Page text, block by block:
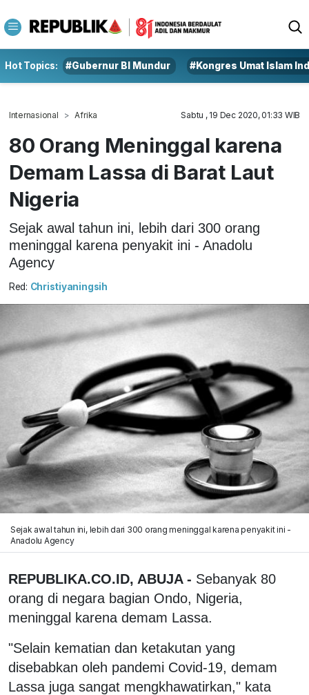
Hot Topics: #Gubernur BI Mundur #Kongres Umat Islam
Internasional Afrika Sabtu , 19 Dec 2020, 01:33 WIB
80 Orang Meninggal karena
Demam Lassa di Barat Laut
Nigeria
Sejak awal tahun ini, lebih dari 300 orang
meninggal karena penyakit ini - Anadolu
Agency
Red: Christiyaningsih
Sejak awal tahun ini, lebih dari 300 orang meninggal karena penyakit ini -
Anadolu Agency
REPUBLIKA.CO.ID, ABUJA - Sebanyak 80
orang di negara bagian Ondo, Nigeria,
meninggal karena demam Lassa.
"Selain kematian dan ketakutan yang
disebabkan oleh pandemi Covid-19, demam
Lassa juga sangat mengkhawatirkan," kata